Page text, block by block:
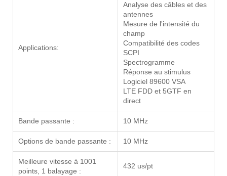
Applications:
Analyse des câbles et des
antennes
Mesure de l'intensité du
champ
Compatibilité des codes
SCPI
Spectrogramme
Réponse au stimulus
Logiciel 89600 VSA
LTE FDD et 5GTF en
direct
Bande passante : 10 MHz
Options de bande passante : 10 MHz
Meilleure vitesse à 1001
points, 1 balayage :
432 us/pt